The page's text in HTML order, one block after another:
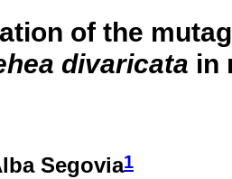
of the
divaricata in
Segovia1